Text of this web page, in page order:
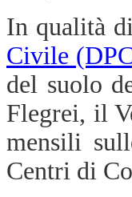
In qualità di
Civile
del suolo
Flegrei, il
mensili
Centri di